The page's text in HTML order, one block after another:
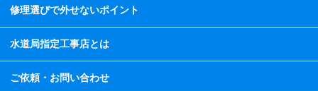
修理選びで外せないポイント
水道局指定工事店とは
ご依頼・お問い合わせ